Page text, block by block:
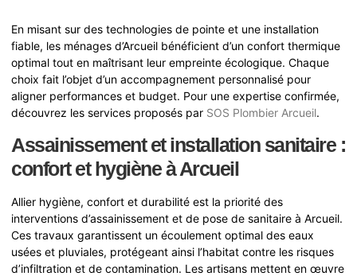
En misant sur des technologies de pointe et une installation
fiable, les ménages d’Arcueil bénéficient d’un confort thermique
optimal tout en maîtrisant leur empreinte écologique. Chaque
choix fait l’objet d’un accompagnement personnalisé pour
aligner performances et budget. Pour une expertise confirmée,
découvrez les services proposés par SOS Plombier Arcueil.
Assainissement et installation sanitaire :
confort et hygiène à Arcueil
Allier hygiène, confort et durabilité est la priorité des
interventions d’assainissement et de pose de sanitaire à Arcueil.
Ces travaux garantissent un écoulement optimal des eaux
usées et pluviales, protégeant ainsi l’habitat contre les risques
d’infiltration et de contamination. Les artisans mettent en œuvre